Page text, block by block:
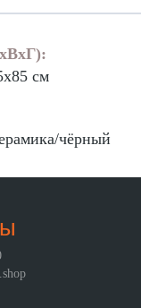
см
чёрный